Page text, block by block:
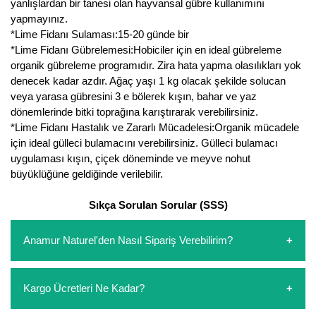
yanlışlardan bir tanesi olan hayvansal gübre kullanımını
yapmayınız.
*Lime Fidanı Sulaması:15-20 günde bir
*Lime Fidanı Gübrelemesi:Hobiciler için en ideal gübreleme
organik gübreleme programıdır. Zira hata yapma olasılıkları yok
denecek kadar azdır. Ağaç yaşı 1 kg olacak şekilde solucan
veya yarasa gübresini 3 e bölerek kışın, bahar ve yaz
dönemlerinde bitki toprağına karıştırarak verebilirsiniz.
*Lime Fidanı Hastalık ve Zararlı Mücadelesi:Organik mücadele
için ideal gülleci bulamacını verebilirsiniz. Gülleci bulamacı
uygulaması kışın, çiçek döneminde ve meyve nohut
büyüklüğüne geldiğinde verilebilir.
Sıkça Sorulan Sorular (SSS)
Anamur Naturel'den Nasıl Sipariş Verebilirim?
oluşturarak,iletişim numaralarımızdan bizi arayarak veya
whatsapp hattımızdan bizlere isteklerinizi yazarak sipariş
Kargo Ücretleri Ne Kadar?